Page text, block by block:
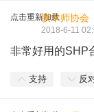
点击重新加载膜术师协会
2018-6-11
非常好用的SHP
支持 反